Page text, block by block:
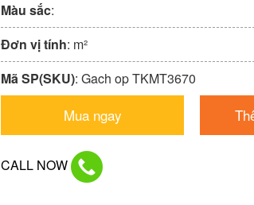
Màu sắc:
Đơn vị tính: m²
Mã SP(SKU): Gach op TKMT3670
Mua ngay
CALL NOW